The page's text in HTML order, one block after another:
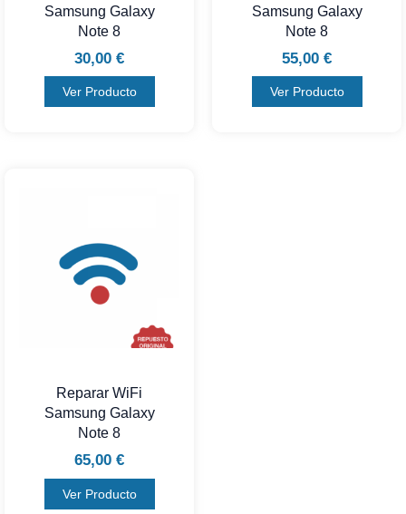
Samsung Galaxy
Note 8
30,00 €
Ver Producto
Samsung Galaxy
Note 8
55,00 €
Ver Producto
Reparar WiFi
Samsung Galaxy
Note 8
65,00 €
Ver Producto